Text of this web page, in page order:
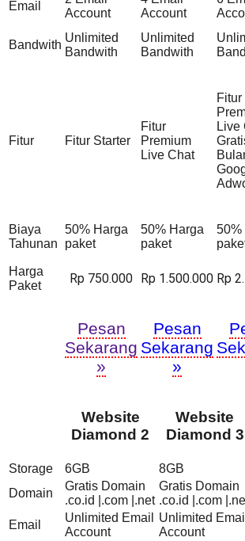
Email
Account
Account
Bandwith
Unlimited
Bandwith
Unlimited
Bandwith
Fitur Fitur Starter
Fitur
Premium
Live Chat
Fitur
Live
Biaya
Tahunan
50% Harga
paket
50% Harga
paket
50%
Harga
Paket
Rp 750.000 Rp 1.500.000 Rp
Pesan
Sekarang
»
Pesan
Sekarang
»
Website
Diamond 2
Website
Diamond 3
Storage 6GB 8GB
Domain
Gratis Domain
.co.id |.com |.net
Gratis Domain
.co.id |.com
Email
Unlimited Email
Account
Unlimited Email
Account